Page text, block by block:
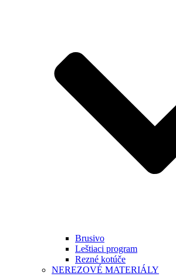
Brusivo
Leštiaci program
Rezné kotúče
NEREZOVÉ MATERIÁLY